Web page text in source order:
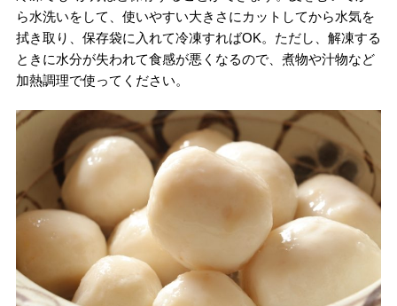
ら水洗いをして、使いやすい大きさにカットしてから水気を
拭き取り、保存袋に入れて冷凍すればOK。ただし、解凍する
ときに水分が失われて食感が悪くなるので、煮物や汁物など
加熱調理で使ってください。